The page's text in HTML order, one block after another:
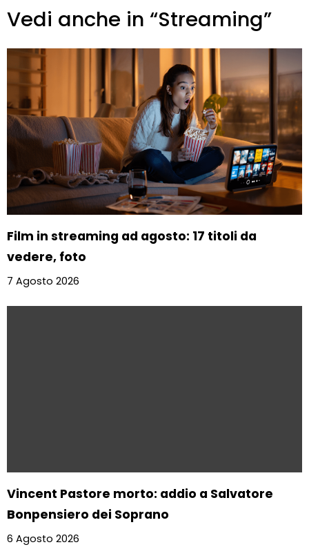
Vedi anche in “Streaming”
Film in streaming ad agosto: 17 titoli da
vedere, foto
7 Agosto 2026
Vincent Pastore morto: addio a Salvatore
Bonpensiero dei Soprano
6 Agosto 2026